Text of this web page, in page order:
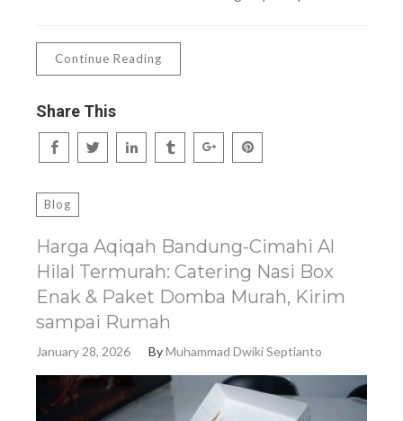
Continue Reading
Share This
Blog
Harga Aqiqah Bandung-Cimahi Al
Hilal Termurah: Catering Nasi Box
Enak & Paket Domba Murah, Kirim
sampai Rumah
January 28, 2026 ByMuhammad Dwiki Septianto